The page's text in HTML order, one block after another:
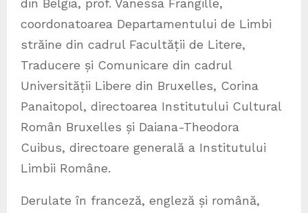
din Belgia, prof. Vanessa Frangille,
coordonatoarea Departamentului de Limbi
străine din cadrul Facultății de Litere,
Traducere și Comunicare din cadrul
Universității Libere din Bruxelles, Corina
Panaitopol, directoarea Institutului Cultural
Român Bruxelles și Daiana-Theodora
Cuibus, directoare generală a Institutului
Limbii Române.
Derulate în franceză, engleză și română,